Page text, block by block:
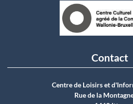
Contact
Centre de Loisirs et
Rue de la